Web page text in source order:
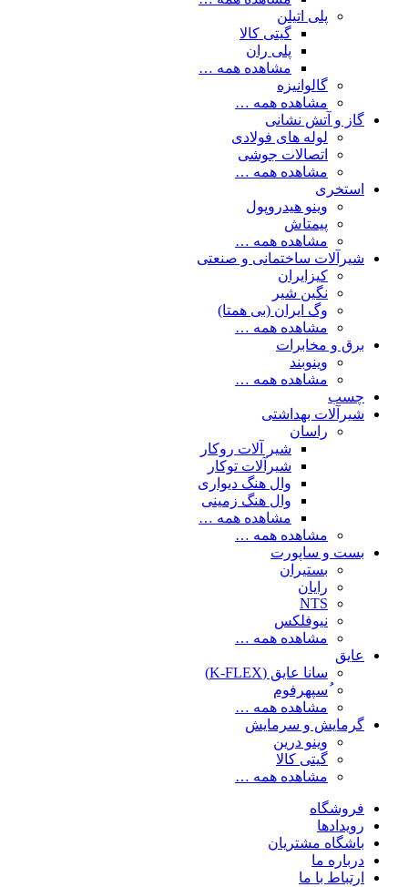
پلی اتیلن
گیتی کالا
پلی ران
مشاهده همه …
گالوانیزه
مشاهده همه …
گاز و آتش نشانی
لوله های فولادی
اتصالات جوشی
مشاهده همه …
استخری
وینو هیدروپول
پیمتاش
مشاهده همه …
شیرآلات ساختمانی و صنعتی
کیزایران
نگین شیر
وگ ایران (بی همتا)
مشاهده همه …
برق و مخابرات
وینوبند
مشاهده همه …
چسب
شیرآلات بهداشتی
راسان
شیر آلات روکار
شیرآلات توکار
وال هنگ دیواری
وال هنگ زمینی
مشاهده همه …
مشاهده همه …
بست و ساپورت
بستیران
رایان
NTS
نیوفلکس
مشاهده همه …
عایق
سانا عایق (K-FLEX)
ُسپهرفوم
مشاهده همه …
گرمایش و سرمایش
وینو درین
گیتی کالا
مشاهده همه …
فروشگاه
رویدادها
باشگاه مشتریان
درباره ما
ارتباط با ما